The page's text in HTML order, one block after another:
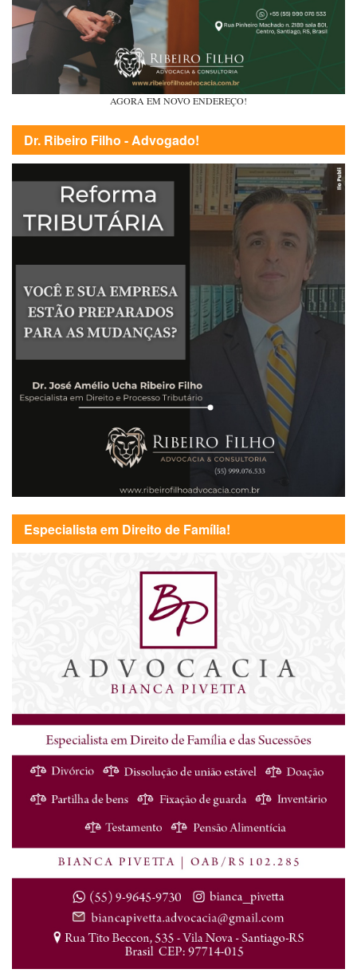
AGORA EM NOVO ENDEREÇO!
Dr. Ribeiro Filho - Advogado!
Especialista em Direito de Família!